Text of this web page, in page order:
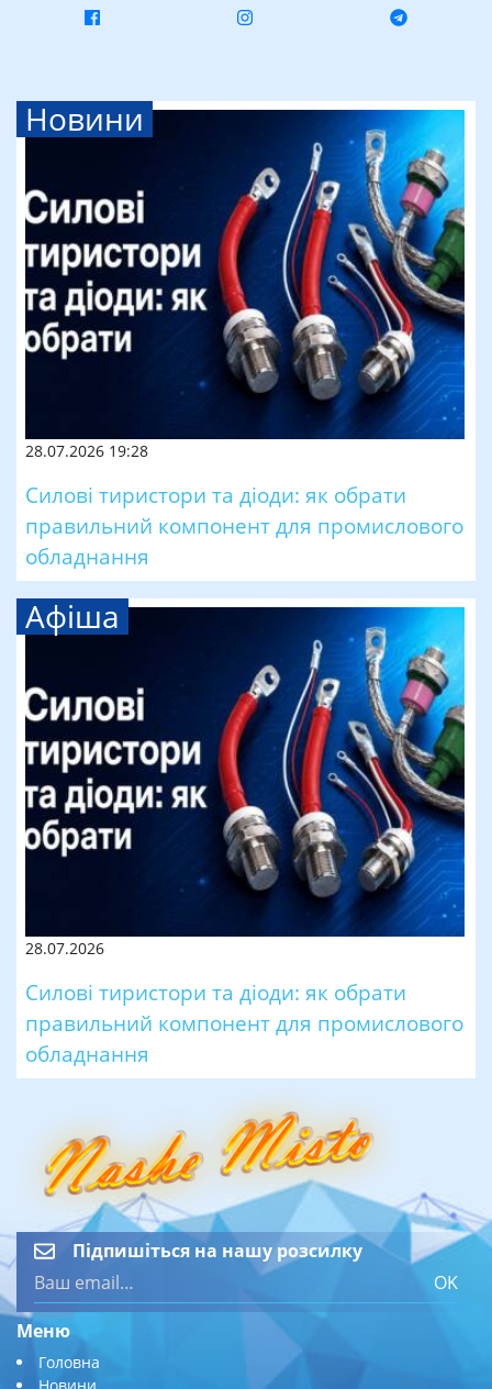
Новини
28.07.2026 19:28
Силові тиристори та діоди: як обрати
правильний компонент для промислового
обладнання
Афіша
28.07.2026
Силові тиристори та діоди: як обрати
правильний компонент для промислового
обладнання
Підпишіться на нашу розсилку
OK
Меню
Головна